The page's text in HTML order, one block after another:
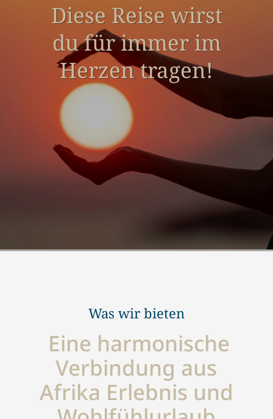
Diese Reise wirst
du für immer im
Herzen tragen!
Was wir bieten
Eine harmonische
Verbindung aus
Afrika Erlebnis und